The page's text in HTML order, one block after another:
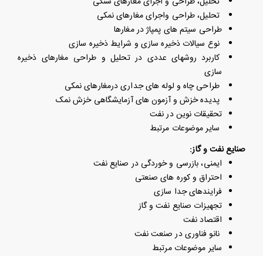
تحلیل، طراحی واجرای مغارهای نمکی
طراحی سیتم های پمپاژ در مغارها
نوع سیالات ذخیره سازی و شرایط ذخیره سازی
کاربرد روشهای عددی در تحلیل و طراحی مغارهای ذخیره
سازی
طراحی چاه و لوله های جداری درمغارهای نمکی
پدیده خزش و آزمون های آزمایشگاهی خزش نمک
تحقیقات نوین در نفت
سایر موضوعات مرتبط
صنایع نفت و گاز:
ایمنی، بازرسی و خوردگی در صنایع نفت
احتراق و کوره های صنعتی
فرایندهای جدا سازی
تجهیزات صنایع نفت و گاز
اقتصاد نفت
نانو فناوری در صنعت نفت
سایر موضوعات مرتبط